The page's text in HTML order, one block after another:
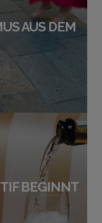
AUS DEM
BEGINNT